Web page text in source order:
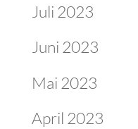
Juli 2023
Juni 2023
Mai 2023
April 2023